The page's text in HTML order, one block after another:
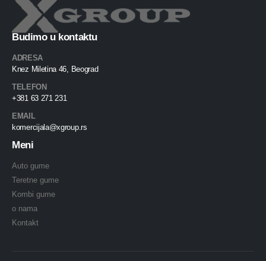
Budimo u kontaktu
ADRESA
Knez Miletina 46, Beograd
TELEFON
+381 63 271 231
EMAIL
komercijala@xgroup.rs
Meni
Auto gume
Teretne gume
Kombi gume
o nama
Kontakt